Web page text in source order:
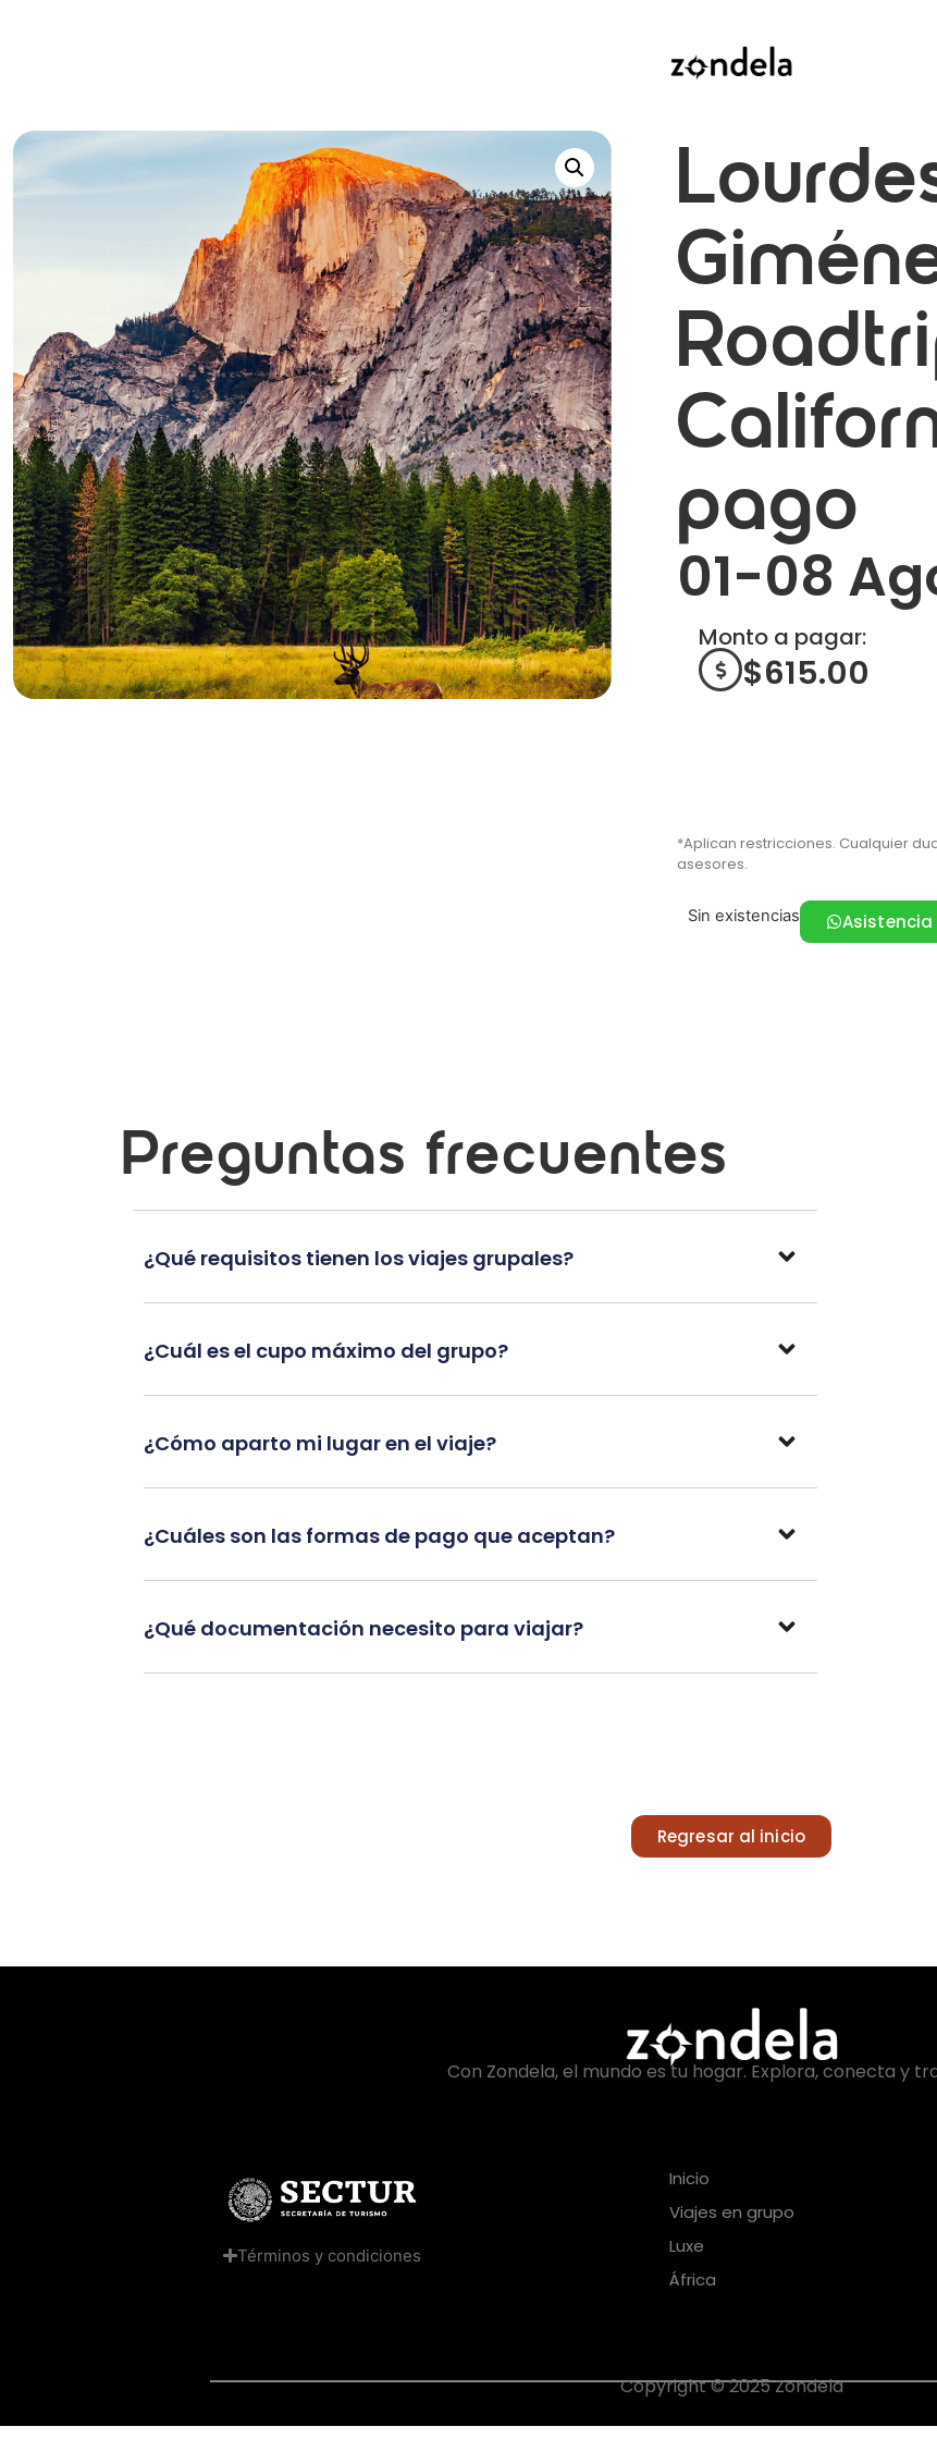
pago
01-08
Monto a pagar:
$615.00
*Aplican restricciones. Cualquier
asesores.
Sin existencias
Preguntas frecuentes
¿Qué requisitos tienen los viajes grupales?
¿Cuál es el cupo máximo del grupo?
¿Cómo aparto mi lugar en el viaje?
¿Cuáles son las formas de pago que aceptan?
¿Qué documentación necesito para viajar?
Regresar al inicio
Con Zondela, el mundo es tu hogar. Explora, conecta y
Términos y condiciones
Inicio
Viajes en grupo
Luxe
África
Copyright © 2025 Zondela